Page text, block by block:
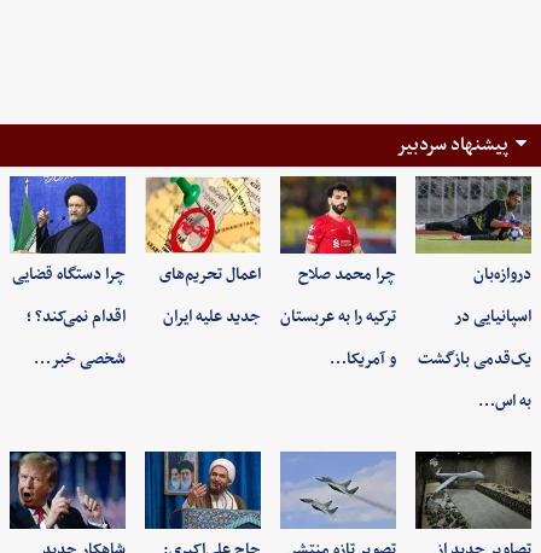
پیشنهاد سردبیر
دروازه‌بان
اسپانیایی در
یک‌قدمی بازگشت
به اس…
چرا محمد صلاح
ترکیه را به عربستان
و آمریکا…
اعمال تحریم‌های
جدید علیه ایران
چرا دستگاه قضایی
اقدام نمی‌کند؟ ؛
شخصی خبر…